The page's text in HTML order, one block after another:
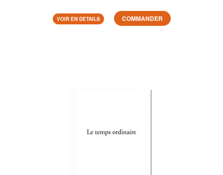
VOIR EN DETAILS COMMANDER